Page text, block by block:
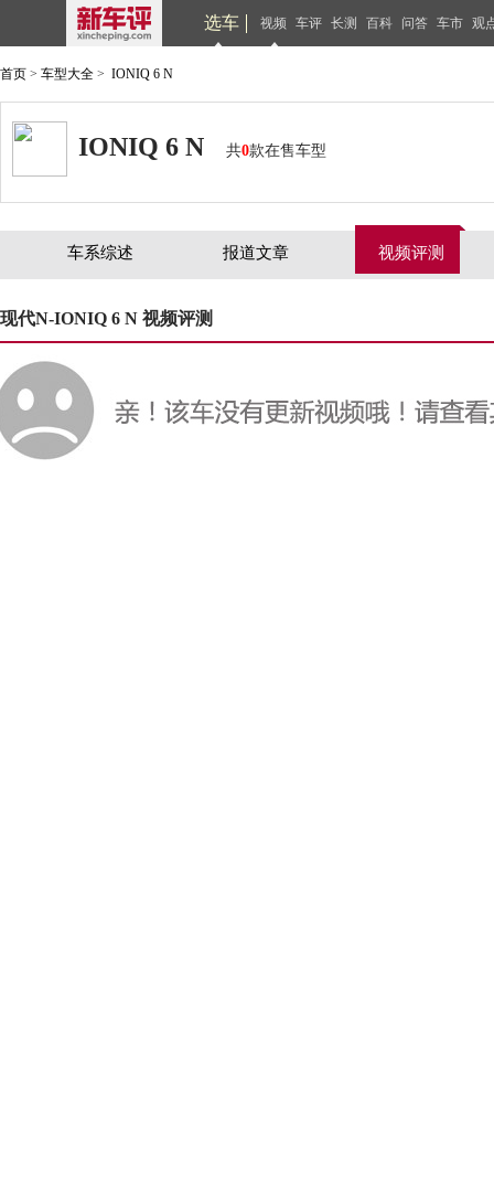
选车 视频 车评 长测 百科 问答 车市 观
首页 > 车型大全 > IONIQ 6 N
IONIQ 6 N 共0款在售车型
车系综述 报道文章 视频评测
现代N-IONIQ 6 N 视频评测